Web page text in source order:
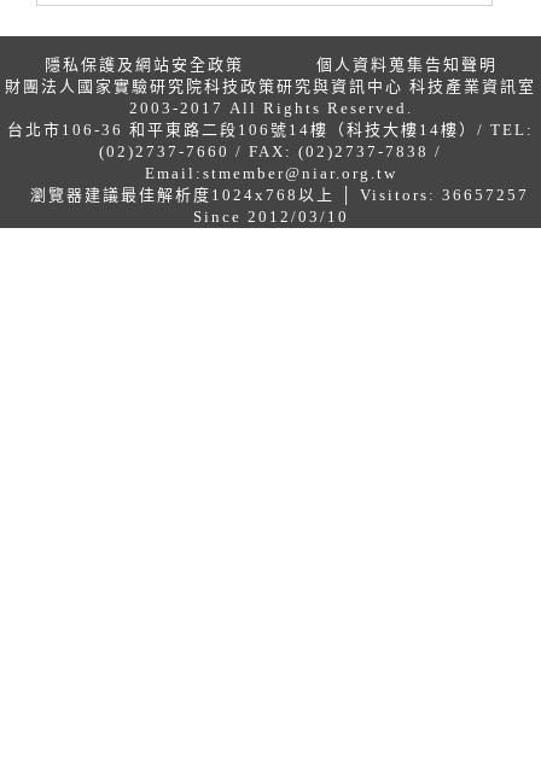
隱私保護及網站安全政策
個人資料蒐集告知聲明
財團法人國家實驗研究院科技政策研究與資訊中心 科技產業資訊室
2003-2017 All Rights Reserved.
台北市106-36 和平東路二段106號14樓（科技大樓14樓）/ TEL:
(02)2737-7660 / FAX: (02)2737-7838 /
Email: stmember@niar.org.tw
瀏覽器建議最佳解析度1024x768以上 │ Visitors: 36657257
Since 2012/03/10